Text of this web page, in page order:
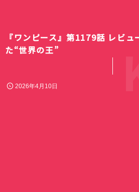
『ワンピース』第1179話 レビ
た“世界の王”
2026年4月10日